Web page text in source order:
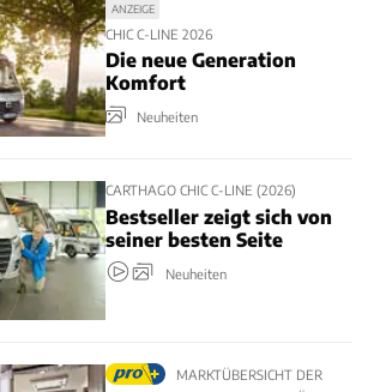
ANZEIGE
CHIC C-LINE 2026
Die neue Generation
Komfort
Neuheiten
CARTHAGO CHIC C-LINE (2026)
Bestseller zeigt sich von
seiner besten Seite
Neuheiten
MARKTÜBERSICHT DER